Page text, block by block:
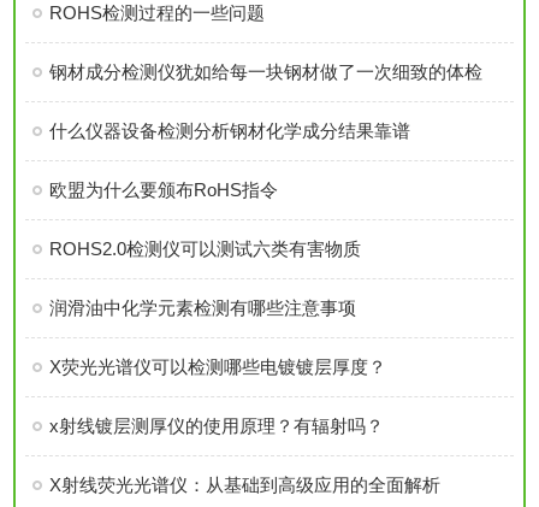
ROHS检测过程的一些问题
钢材成分检测仪犹如给每一块钢材做了一次细致的体检
什么仪器设备检测分析钢材化学成分结果靠谱
欧盟为什么要颁布RoHS指令
ROHS2.0检测仪可以测试六类有害物质
润滑油中化学元素检测有哪些注意事项
X荧光光谱仪可以检测哪些电镀镀层厚度？
x射线镀层测厚仪的使用原理？有辐射吗？
X射线荧光光谱仪：从基础到高级应用的全面解析